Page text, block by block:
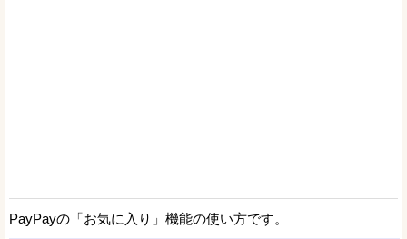
PayPayの「お気に入り」機能の使い方です。